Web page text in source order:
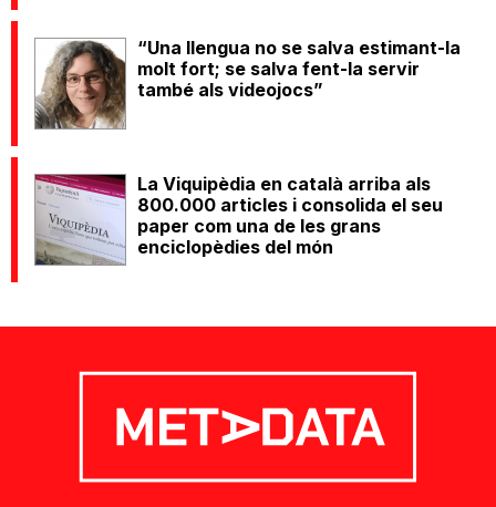
“Una llengua no se salva estimant-la
molt fort; se salva fent-la servir
també als videojocs”
La Viquipèdia en català arriba als
800.000 articles i consolida el seu
paper com una de les grans
enciclopèdies del món